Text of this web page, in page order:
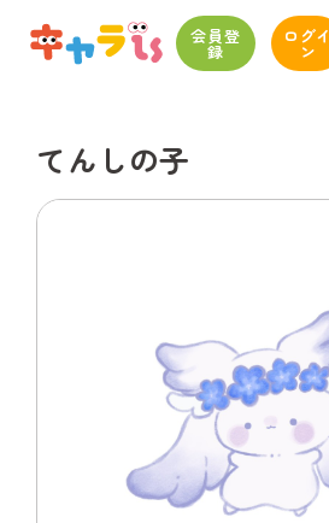
会員登
録
ログイ
ン
てんしの子